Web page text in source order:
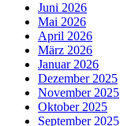
Juni 2026
Mai 2026
April 2026
März 2026
Januar 2026
Dezember 2025
November 2025
Oktober 2025
September 2025